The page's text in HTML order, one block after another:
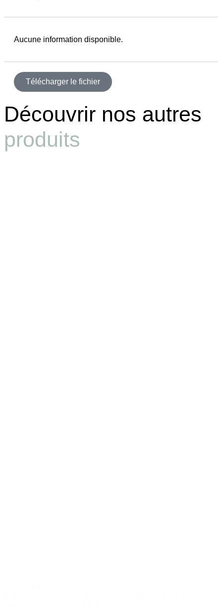
Aucune information disponible.
Télécharger le fichier
Découvrir nos autres
produits